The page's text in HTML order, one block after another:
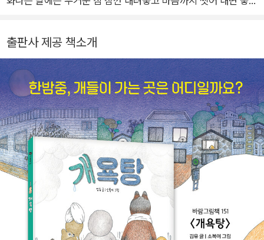
출판사 제공 책소개